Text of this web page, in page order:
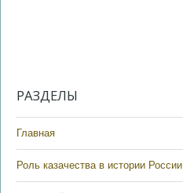
РАЗДЕЛЫ
Главная
Роль казачества в истории России